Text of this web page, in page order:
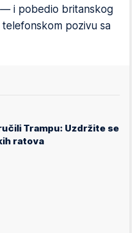
i pobedio britanskog
pozivu sa
Trampu: Uzdržite se
ratova